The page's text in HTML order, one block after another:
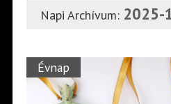
Napi Archívum: 2025-
Évnap